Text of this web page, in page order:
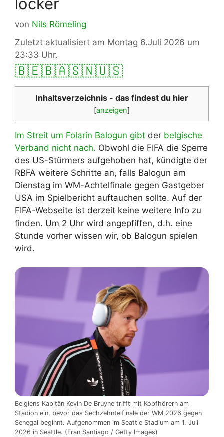
von Nils Römeling
Zuletzt aktualisiert am Montag 6.Juli 2026 um
23:33 Uhr.
🇧🇪🇧🇦🇸🇳🇺🇸
Inhaltsverzeichnis - das findest du hier
[anzeigen]
Im Streit um Folarin Balogun gibt der belgische
Verband nicht nach. Obwohl die FIFA die Sperre
des US-Stürmers aufgehoben hat, kündigte der
RBFA weitere Schritte an, falls Balogun am
Dienstag im WM-Achtelfinale gegen Gastgeber
USA im Spielbericht auftauchen sollte. Auf der
FIFA-Webseite ist derzeit keine weitere Info zu
finden. Um 2 Uhr wird angepfiffen, d.h. eine
Stunde vorher wissen wir, ob Balogun spielen
wird.
Belgiens Kapitän Kevin De Bruyne trifft mit Kopfhörern am
Stadion ein, bevor das Sechzehntelfinale der WM 2026 gegen
Senegal beginnt. Aufgenommen im Seattle Stadium am 1. Juli
2026 in Seattle. (Fran Santiago / Getty Images)